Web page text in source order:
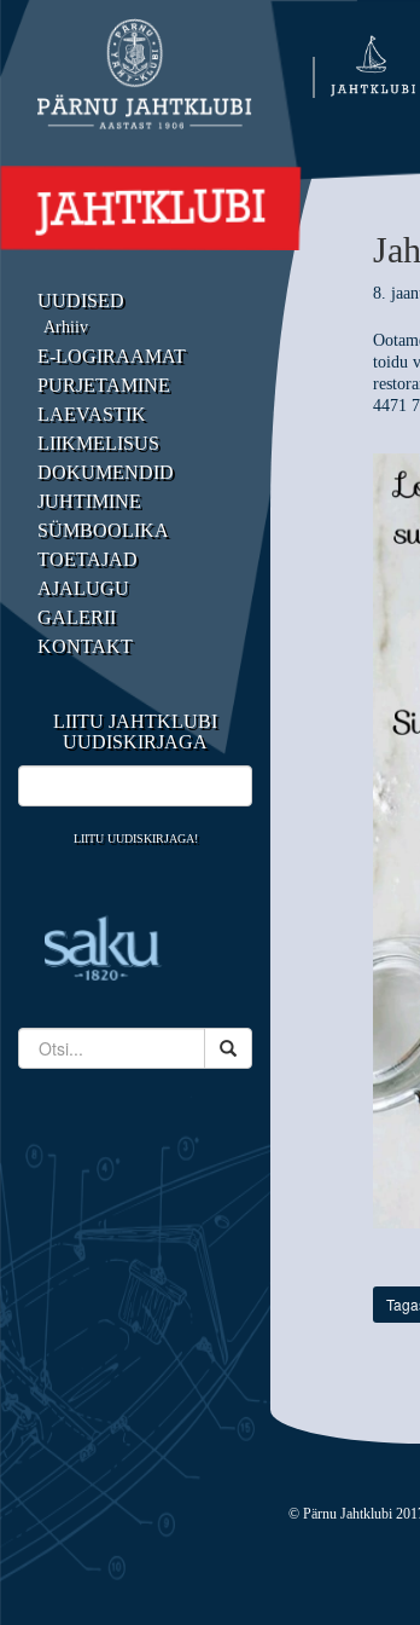
UUDISED
Arhiiv
E-LOGIRAAMAT
PURJETAMINE
LAEVASTIK
LIIKMELISUS
DOKUMENDID
JUHTIMINE
SÜMBOOLIKA
TOETAJAD
AJALUGU
GALERII
KONTAKT
LIITU JAHTKLUBI
UUDISKIRJAGA
LIITU UUDISKIRJAGA!
8.
toidu
4471
© Pärnu Jahtklubi